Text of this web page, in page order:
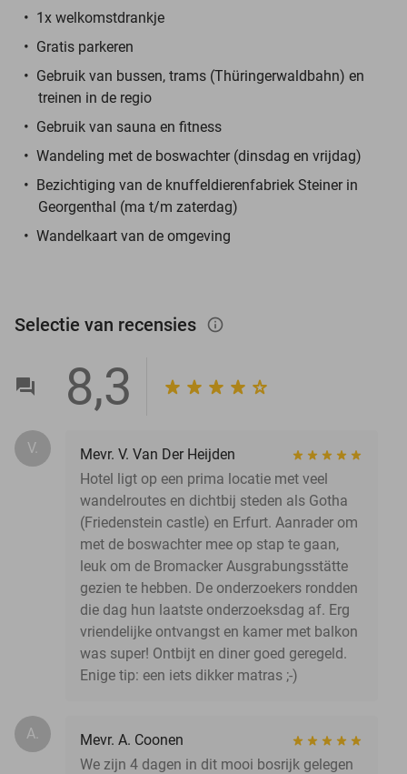
1x welkomstdrankje
Gratis parkeren
Gebruik van bussen, trams (Thüringerwaldbahn) en
treinen in de regio
Gebruik van sauna en fitness
Wandeling met de boswachter (dinsdag en vrijdag)
Bezichtiging van de knuffeldierenfabriek Steiner in
Georgenthal (ma t/m zaterdag)
Wandelkaart van de omgeving
Selectie van recensies info_outlined
8,3
V.
Mevr. V. Van Der Heijden
Hotel ligt op een prima locatie met veel
wandelroutes en dichtbij steden als Gotha
(Friedenstein castle) en Erfurt. Aanrader om
met de boswachter mee op stap te gaan,
leuk om de Bromacker Ausgrabungsstätte
gezien te hebben. De onderzoekers rondden
die dag hun laatste onderzoeksdag af. Erg
vriendelijke ontvangst en kamer met balkon
was super! Ontbijt en diner goed geregeld.
Enige tip: een iets dikker matras ;-)
A.
Mevr. A. Coonen
We zijn 4 dagen in dit mooi bosrijk gelegen